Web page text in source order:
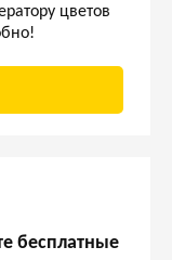
цветов
бесплатные